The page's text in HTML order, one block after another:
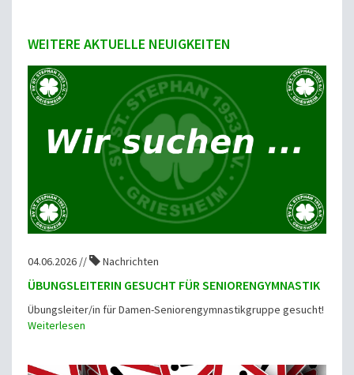
WEITERE AKTUELLE NEUIGKEITEN
04.06.2026 // Nachrichten
ÜBUNGSLEITERIN GESUCHT FÜR SENIORENGYMNASTIK
Übungsleiter/in für Damen-Seniorengymnastikgruppe gesucht!
Weiterlesen